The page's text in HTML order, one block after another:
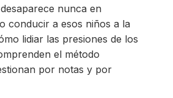
nunca en
conducir a esos niños a la
lidiar las presiones de los
el método
por notas y por